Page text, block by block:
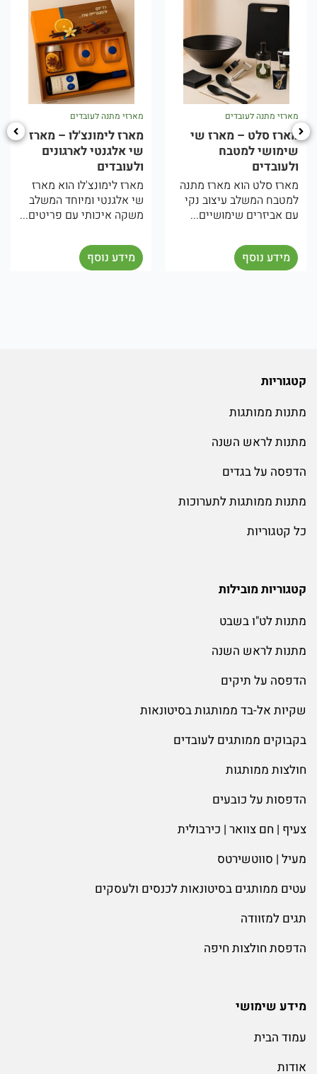
מתנה לעובדים
סלט – מארז שי
למטבח
סלט הוא מארז מתנה
המשלב עיצוב נקי
אביזרים שימושיים...
מידע נוסף
מארזי מתנה לעובדים
מארז לימונצ'לו – מארז
שי אלגנטי לארגונים
ולעובדים
מארז לימונצ'לו הוא מארז
שי אלגנטי ומיוחד המשלב
משקה איכותי עם פריטים...
מידע נוסף
קטגוריות
מתנות ממותגות
מתנות לראש השנה
הדפסה על בגדים
מתנות ממותגות לתערוכות
כל קטגוריות
קטגוריות מובילות
מתנות לט"ו בשבט
מתנות לראש השנה
הדפסה על תיקים
שקיות אל-בד ממותגות בסיטונאות
בקבוקים ממותגים לעובדים
חולצות ממותגות
הדפסות על כובעים
צעיף | חם צוואר | כירבולית
מעיל | סווטשירטס
עטים ממותגים בסיטונאות לכנסים ולעסקים
תגים למזוודה
הדפסת חולצות חיפה
מידע שימושי
עמוד הבית
אודות